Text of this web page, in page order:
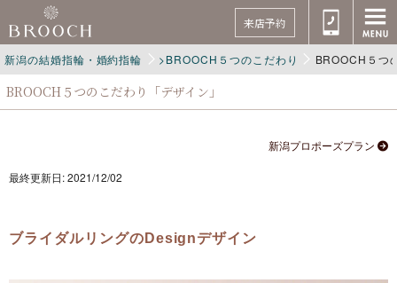
来店予約
新潟の結婚指輪・婚約指輪 >BROOCH５つのこだわり BROOCH５つ
BROOCH５つのこだわり「デザイン」
新潟プロポーズプラン
最終更新日: 2021/12/02
ブライダルリングのDesignデザイン